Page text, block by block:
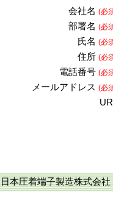
会社名 (必
部署名 (必
氏名 (必
住所 (必
電話番号 (必
メールアドレス (必
日本圧着端子製造株式会社